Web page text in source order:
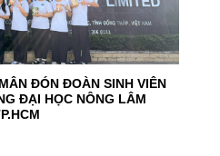
ĐÓN ĐOÀN SINH VIÊN
ĐẠI HỌC NÔNG LÂM